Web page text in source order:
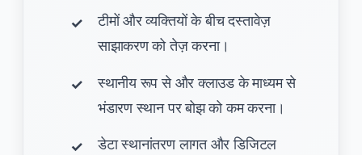
टीमों और व्यक्तियों के बीच दस्तावेज़
साझाकरण को तेज़ करना।
स्थानीय रूप से और क्लाउड के माध्यम से
भंडारण स्थान पर बोझ को कम करना।
डेटा स्थानांतरण लागत और डिजिटल